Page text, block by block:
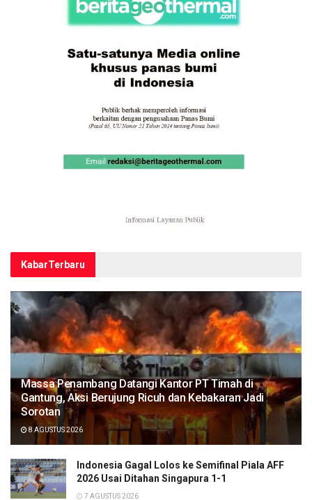
KabarTerbaru
Massa Penambang Datangi Kantor PT Timah di
Gantung, Aksi Berujung Ricuh dan Kebakaran Jadi
Sorotan
8 AGUSTUS 2026
Indonesia Gagal Lolos ke Semifinal Piala AFF
2026 Usai Ditahan Singapura 1-1
7 AGUSTUS 2026